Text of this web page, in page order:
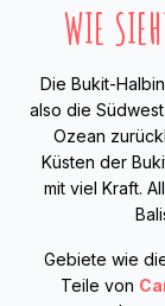
WIE
Die Bukit-
also die
Ozean
Küsten der
mit viel Kraft.
Gebiete wie
Teile von